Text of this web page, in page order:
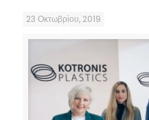
23 Οκτωβρίου, 2019